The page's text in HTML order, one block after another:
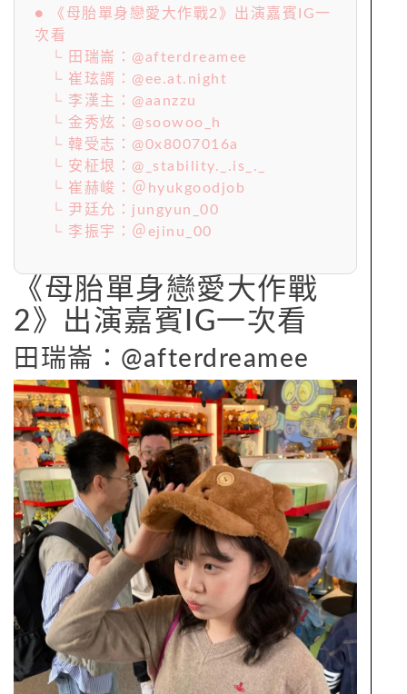
● 《母胎單身戀愛大作戰2》出演嘉賓IG一
次看
└ 田瑞崙：@afterdreamee
└ 崔玹諝：@ee.at.night
└ 李漢主：@aanzzu
└ 金秀炫：@soowoo_h
└ 韓受志：@0x8007016a
└ 安柾垠：@_stability._.is_._
└ 崔赫峻：＠hyukgoodjob
└ 尹廷允：jungyun_00
└ 李振宇：＠ejinu_00
《母胎單身戀愛大作戰
2》出演嘉賓IG一次看
田瑞崙：@afterdreamee